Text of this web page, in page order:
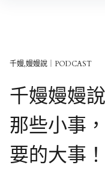
千嫚,嫚嫚說｜PODCAST
千嫚嫚嫚
那些小事
要的大事